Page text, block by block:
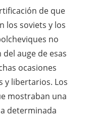
de que
los soviets y los
no
auge de esas
ocasiones
y libertarios. Los
mostraban una
determinada